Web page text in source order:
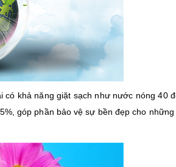
khả năng giặt sạch như nước nóng 40
góp phần bảo vệ sự bền đẹp cho